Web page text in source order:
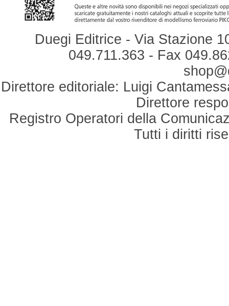
Duegi Editrice - Via Stazione
049.711.363 - Fax
Direttore editoriale: Luigi
Direttore
Registro Operatori della
Tutti i diritti